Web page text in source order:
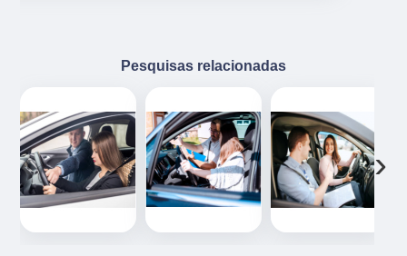
Pesquisas relacionadas
‹ ›